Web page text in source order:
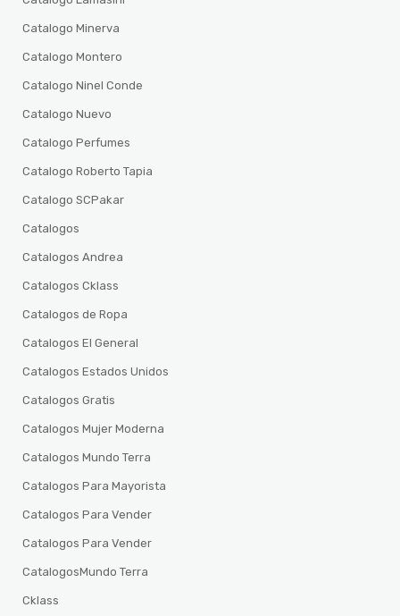
Catalogo Minerva
Catalogo Montero
Catalogo Ninel Conde
Catalogo Nuevo
Catalogo Perfumes
Catalogo Roberto Tapia
Catalogo SCPakar
Catalogos
Catalogos Andrea
Catalogos Cklass
Catalogos de Ropa
Catalogos El General
Catalogos Estados Unidos
Catalogos Gratis
Catalogos Mujer Moderna
Catalogos Mundo Terra
Catalogos Para Mayorista
Catalogos Para Vender
Catalogos Para Vender
CatalogosMundo Terra
Cklass